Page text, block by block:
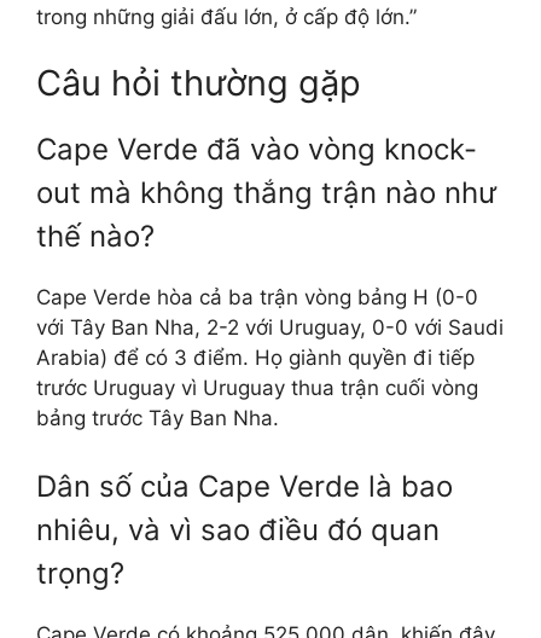
trong những giải đấu lớn, ở cấp độ lớn.”
Câu hỏi thường gặp
Cape Verde đã vào vòng knock-
out mà không thắng trận nào như
thế nào?
Cape Verde hòa cả ba trận vòng bảng H (0-0
với Tây Ban Nha, 2-2 với Uruguay, 0-0 với Saudi
Arabia) để có 3 điểm. Họ giành quyền đi tiếp
trước Uruguay vì Uruguay thua trận cuối vòng
bảng trước Tây Ban Nha.
Dân số của Cape Verde là bao
nhiêu, và vì sao điều đó quan
trọng?